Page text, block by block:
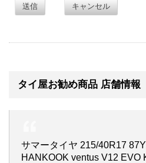
送信 キャンセル
タイ屋お勧め商品 店舗情報
サマータイヤ 215/40R17
HANKOOK ventus V12 EVO